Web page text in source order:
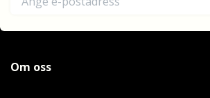
Om oss